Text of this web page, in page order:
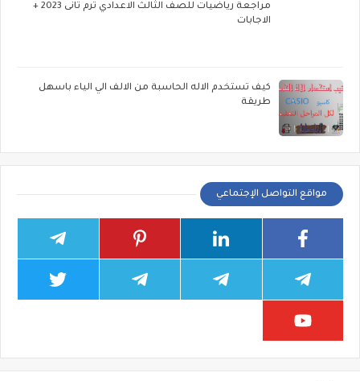
مراجعة رياضيات للصف الثالث الاعدادي ترم تانى 2023 +
الاجابات
كيف تستخدم الاله الحاسبة من الالف الي الياء باسهل
طريقة
مواقع التواصل الإجتماعي